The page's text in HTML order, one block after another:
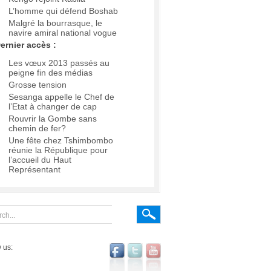
L’homme qui défend Boshab
Malgré la bourrasque, le
navire amiral national vogue
accès :
Les vœux 2013 passés au
peigne fin des médias
Grosse tension
Sesanga appelle le Chef de
l’Etat à changer de cap
Rouvrir la Gombe sans
chemin de fer?
Une fête chez Tshimbombo
réunie la République pour
l’accueil du Haut
Représentant
us: